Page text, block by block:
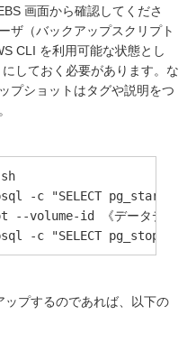
画面から確認してくださ
ザ（バックアップスクリプト
CLI を利用可能な状態とし
しておく必要があります。な
プショットはタグや説明をつ
-c "SELECT
volume-id 《データディレク
プするのであれば、以下の